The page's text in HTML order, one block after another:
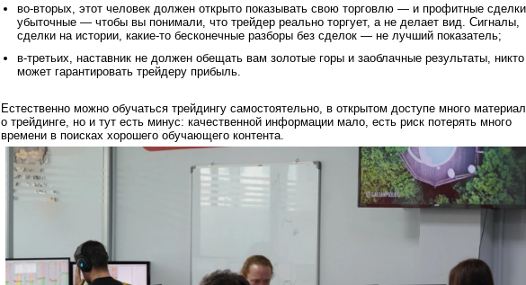
во-вторых, этот человек должен открыто показывать свою торговлю — и профитные
убыточные — чтобы вы понимали, что трейдер реально торгует, а не делает вид. Сигналы,
сделки на истории, какие-то бесконечные разборы без сделок — не лучший показатель;
в-третьих, наставник не должен обещать вам золотые горы и заоблачные результаты,
может гарантировать трейдеру прибыль.
Естественно можно обучаться трейдингу самостоятельно, в открытом доступе много
о трейдинге, но и тут есть минус: качественной информации мало, есть риск потерять много
времени в поисках хорошего обучающего контента.